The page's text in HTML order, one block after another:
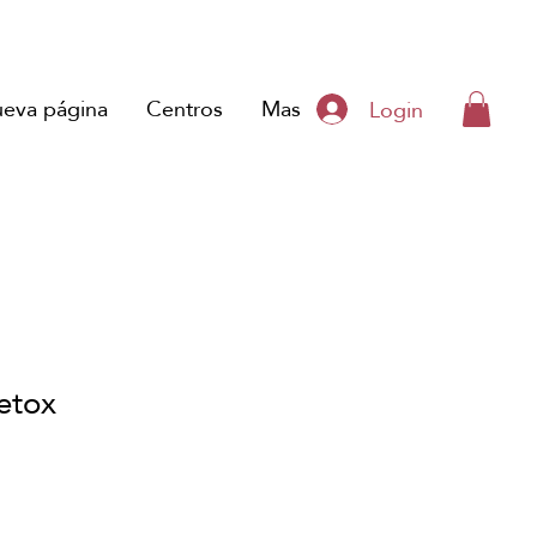
página Centros Mas Login